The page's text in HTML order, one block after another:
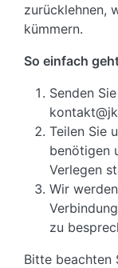
zurücklehnen,
kümmern.
So einfach
Senden
Teilen Sie
benötigen
Verlegen
Wir
zu
Bitte beachten